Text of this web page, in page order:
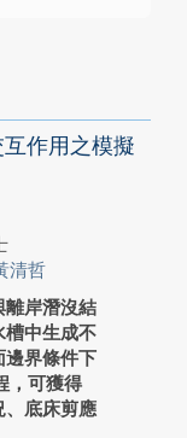
作用之模擬
清哲
離岸潛沒結
槽中生成不
邊界條件下
，可獲得
、底床剪應